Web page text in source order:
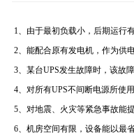
1、由于最初负载小，后期运行有
2、能配合原有发电机，作为供电
3、某台UPS发生故障时，该故障
4、对所有UPS不间断电源所使用
5、对地震、火灾等紧急事故能提
6、机房空间有限，设备能以最省